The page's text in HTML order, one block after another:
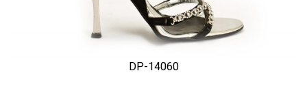
DP-14060